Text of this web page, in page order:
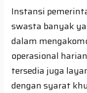
Instansi
swasta banyak
dalam
operasional
tersedia juga
dengan syarat